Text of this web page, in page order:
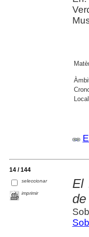
14 / 144
seleccionar
imprimir
El